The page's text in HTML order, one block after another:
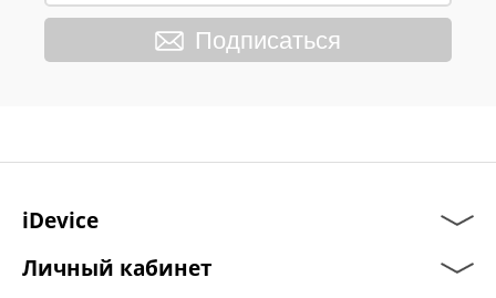
Подписаться
iDevice
Личный кабинет